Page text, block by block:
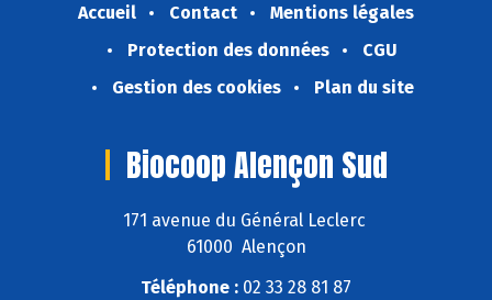
Accueil Contact
Mentions légales
Protection des données
CGU
Gestion des cookies
Plan du site
Biocoop Alençon Sud
171 avenue du Général Leclerc
61000 Alençon
Téléphone : 02 33 28 81 87